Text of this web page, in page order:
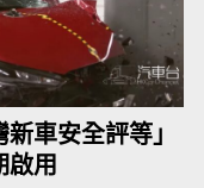
車安全評等」
啟用